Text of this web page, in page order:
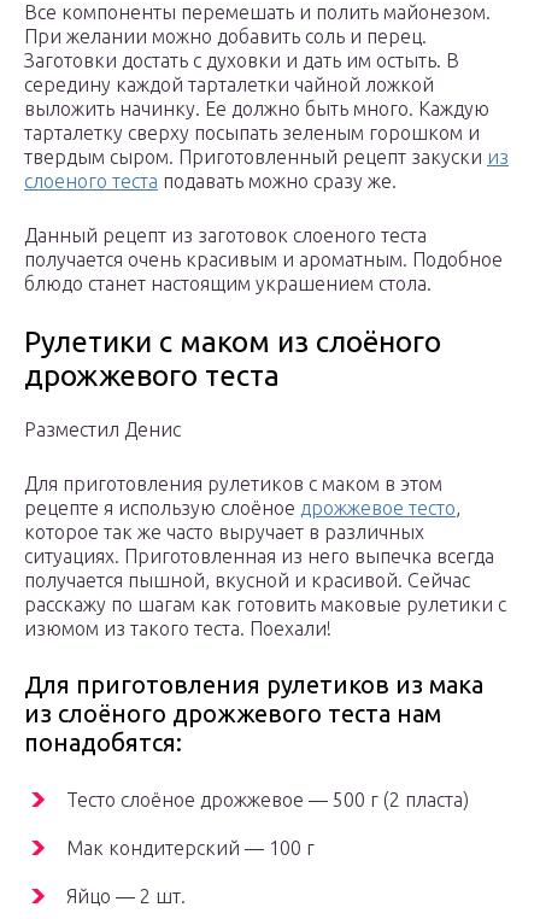
Все компоненты перемешать и полить майонезом.
При желании можно добавить соль и перец.
Заготовки достать с духовки и дать им остыть. В
середину каждой тарталетки чайной ложкой
выложить начинку. Ее должно быть много. Каждую
тарталетку сверху посыпать зеленым горошком и
твердым сыром. Приготовленный рецепт закуски из
слоеного теста подавать можно сразу же.
Данный рецепт из заготовок слоеного теста
получается очень красивым и ароматным. Подобное
блюдо станет настоящим украшением стола.
Рулетики с маком из слоёного
дрожжевого теста
Разместил Денис
Для приготовления рулетиков с маком в этом
рецепте я использую слоёное дрожжевое тесто,
которое так же часто выручает в различных
ситуациях. Приготовленная из него выпечка всегда
получается пышной, вкусной и красивой. Сейчас
расскажу по шагам как готовить маковые рулетики с
изюмом из такого теста. Поехали!
Для приготовления рулетиков из мака
из слоёного дрожжевого теста нам
понадобятся:
Тесто слоёное дрожжевое — 500 г (2 пласта)
Мак кондитерский — 100 г
Яйцо — 2 шт.